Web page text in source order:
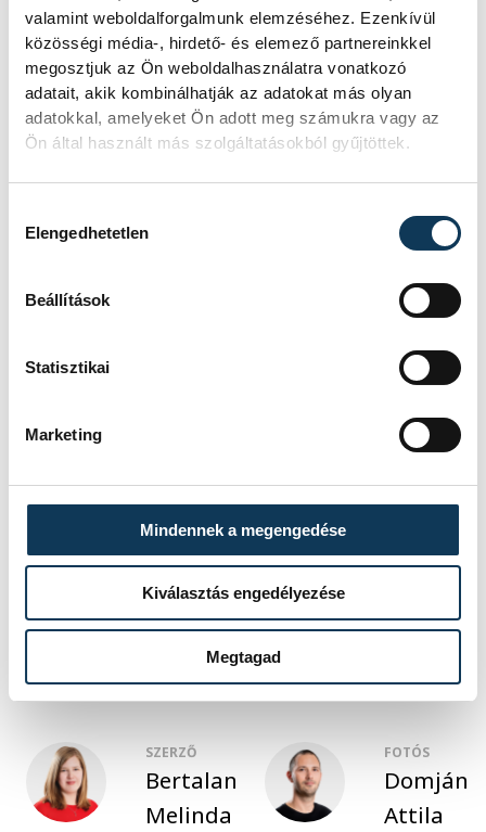
valamint weboldalforgalmunk elemzéséhez. Ezenkívül
közösségi média-, hirdető- és elemező partnereinkkel
megosztjuk az Ön weboldalhasználatra vonatkozó
adatait, akik kombinálhatják az adatokat más olyan
adatokkal, amelyeket Ön adott meg számukra vagy az
Ön által használt más szolgáltatásokból gyűjtöttek.
Elengedhetetlen
Beállítások
Statisztikai
Marketing
Mindennek a megengedése
Kiválasztás engedélyezése
Megtagad
amelyek közelebb hozzák a gyerekeket a
gasztronómiához és adott esetben arra
sarkallják őket, hogy maguk is
közreműködjenek a háztartásban. A
bonbonkészítés ráadásul kiváló lehetőség
az otthoni maradék csokik újragondolására
és arra is, hogy a gyerekek megtanulják
feltalálni magukat a konyhában és akár
maguk készítsék el kreatív ajándékukat a
értékesebb ajándék aligha akad, mint amit
gasztro
Agóra
cukrászat
Kis cukrász napközi
SZERZŐ
Bertalan
Melinda
FOTÓS
Domján
Attila